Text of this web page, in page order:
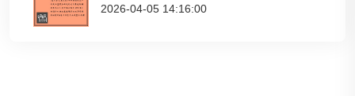
2026-04-05 14:16:00